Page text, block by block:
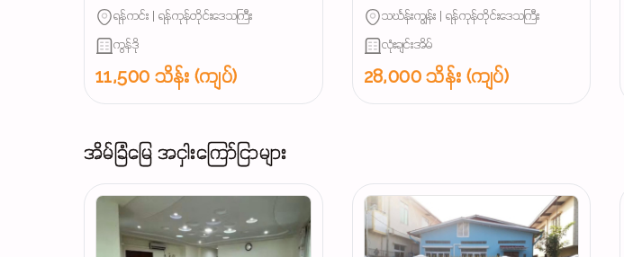
for SALE 📣📣📣
ရန်ကင်း | ရန်ကုန်တိုင်းဒေသကြီး
ကွန်ဒို
11,500 သိန်း (ကျပ်)
ရောင်းများ
သင်္ဃန်းကျွန်း | ရန်ကုန်တိုင်းဒေသကြီး
လုံးချင်းအိမ်
28,000 သိန်း (ကျပ်)
အိမ်ခြံမြေ အငှါးကြော်ငြာများ